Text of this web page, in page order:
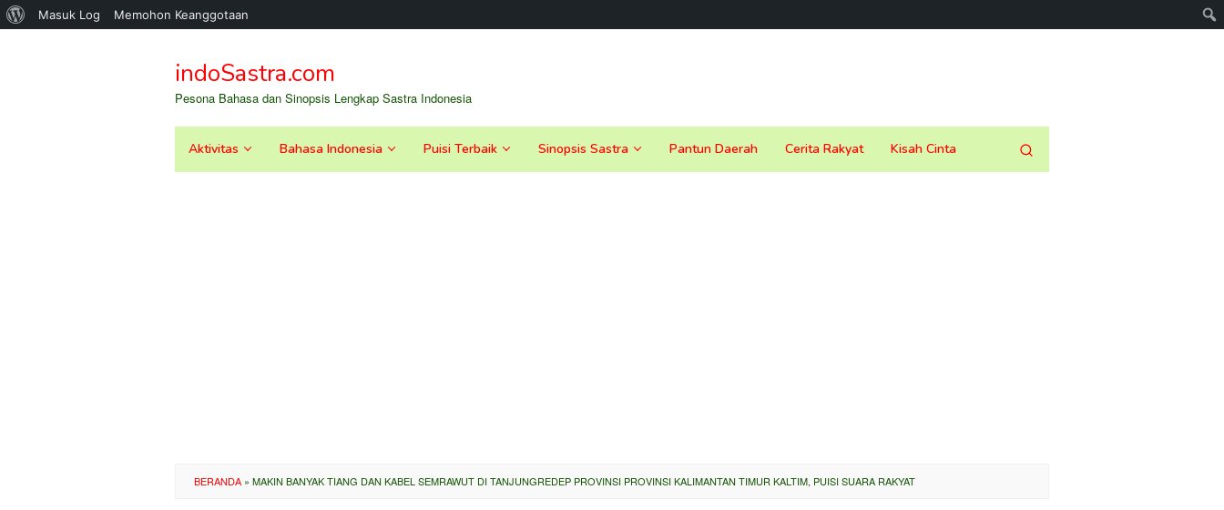
Tentang
Masuk Log Memohon Keanggotaan
kontenindoSastra.com
Pesona Bahasa dan Sinopsis Lengkap Sastra Indonesia
Aktivitas Bahasa Indonesia Puisi Terbaik Sinopsis Sastra Pantun Daerah Cerita Rakyat Kisah Cinta
BERANDA » MAKIN BANYAK TIANG DAN KABEL SEMRAWUT DI TANJUNGREDEP PROVINSI PROVINSI KALIMANTAN TIMUR KALTIM, PUISI SUARA RAKYAT